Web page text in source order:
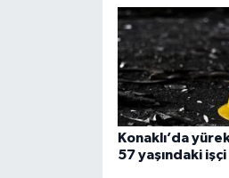
Konaklı’da
57 yaşındaki